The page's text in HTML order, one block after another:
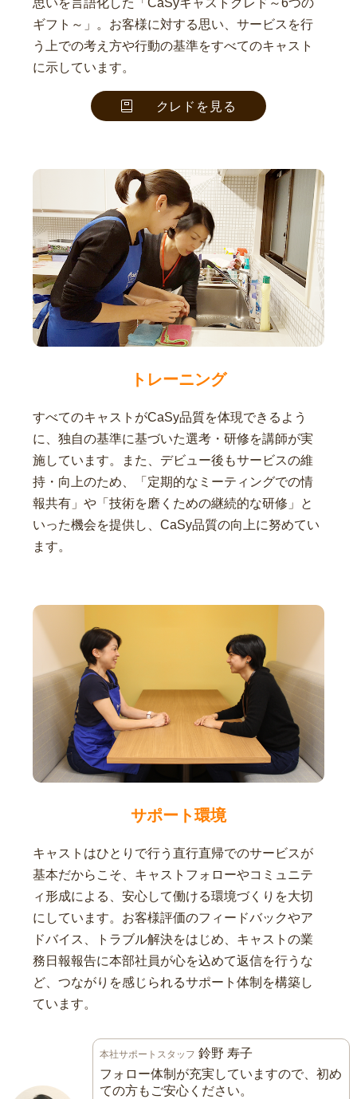
ギフト～」。お客様に対する思い、サービスを行
う上での考え方や行動の基準をすべてのキャスト
に示しています。
クレドを見る
トレーニング
すべてのキャストがCaSy品質を体現できるよう
に、独自の基準に基づいた選考・研修を講師が実
施しています。また、デビュー後もサービスの維
持・向上のため、「定期的なミーティングでの情
報共有」や「技術を磨くための継続的な研修」と
いった機会を提供し、CaSy品質の向上に努めてい
ます。
サポート環境
キャストはひとりで行う直行直帰でのサービスが
基本だからこそ、キャストフォローやコミュニテ
ィ形成による、安心して働ける環境づくりを大切
にしています。お客様評価のフィードバックやア
ドバイス、トラブル解決をはじめ、キャストの業
務日報報告に本部社員が心を込めて返信を行うな
ど、つながりを感じられるサポート体制を構築し
ています。
本社サポートスタッフ 鈴野 寿子
フォロー体制が充実していますので、初め
ての方もご安心ください。